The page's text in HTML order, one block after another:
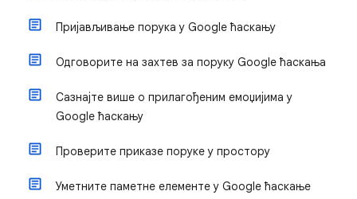
Пријављивање порука у Google ћаскању
Одговорите на захтев за поруку Google ћаскања
Сазнајте више о прилагођеним емоџијима у
Google ћаскању
Проверите приказе поруке у простору
Уметните паметне елементе у Google ћаскање